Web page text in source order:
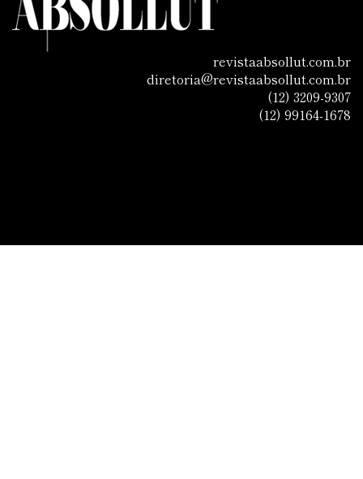
revistaabsollut.com.br
diretoria@revistaabsollut.com.br
(12) 3209-9307
(12) 99164-1678